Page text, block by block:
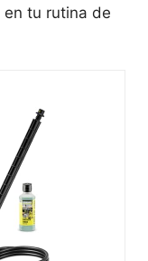
en tu rutina de